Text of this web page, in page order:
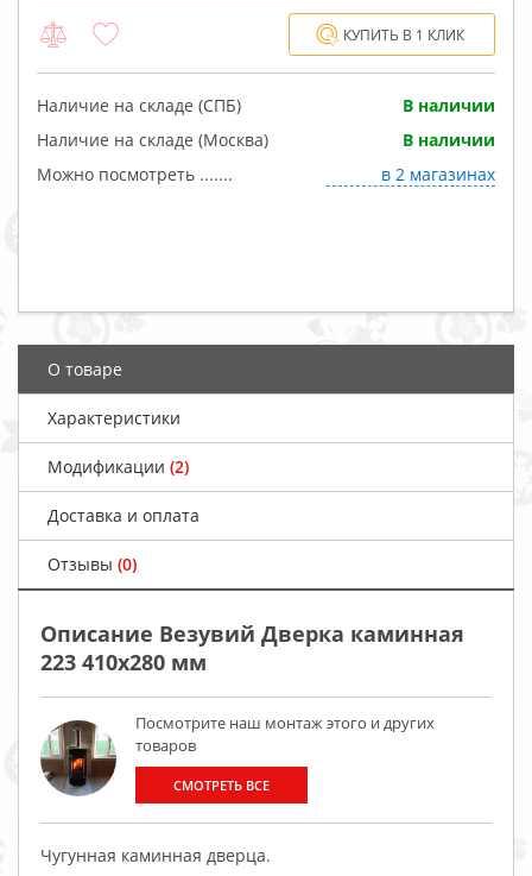
КУПИТЬ В 1 КЛИК
Наличие на складе (СПБ)
В наличии
Наличие на складе (Москва)
В наличии
Можно посмотреть .......
в 2 магазинах
О товаре
Характеристики
Модификации (2)
Доставка и оплата
Отзывы (0)
Описание Везувий Дверка каминная
223 410x280 мм
Посмотрите наш монтаж этого и других
товаров
СМОТРЕТЬ ВСЕ
Чугунная каминная дверца.